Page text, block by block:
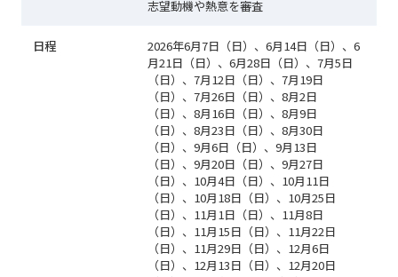
志望動機や熱意を審査
日程
2026年6月7日（日）、6月14日（日）、6
月21日（日）、6月28日（日）、7月5日
（日）、7月12日（日）、7月19日
（日）、7月26日（日）、8月2日
（日）、8月16日（日）、8月9日
（日）、8月23日（日）、8月30日
（日）、9月6日（日）、9月13日
（日）、9月20日（日）、9月27日
（日）、10月4日（日）、10月11日
（日）、10月18日（日）、10月25日
（日）、11月1日（日）、11月8日
（日）、11月15日（日）、11月22日
（日）、11月29日（日）、12月6日
（日）、12月13日（日）、12月20日